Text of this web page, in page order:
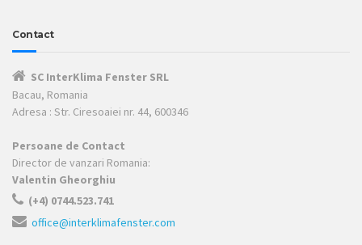
Contact
SC InterKlima Fenster SRL
Bacau, Romania
Adresa : Str. Ciresoaiei nr. 44, 600346
Persoane de Contact
Director de vanzari Romania:
Valentin Gheorghiu
(+4) 0744.523.741
office@interklimafenster.com